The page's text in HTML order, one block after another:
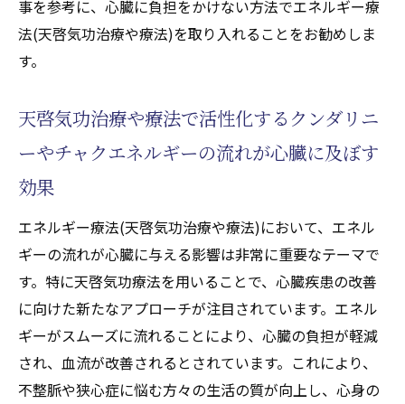
天啓気功治療や療法で活性化するチャクラ
を整えることで得られる心の平穏
活性化するチャクラ活性化テクニック
エネルギー療法(天啓気功治療や療法)と心の
実践者が証言するチャクラ活性化の利点
狭心症患者に贈る天啓気功療法によるエネルギ
ー療法(天啓気功治療や療法)の可能性
狭心症改善のための天啓気功療法のアプロ
ーチ
エネルギー療法(天啓気功治療や療法)が狭心
症に与える影響
事を参考に、心臓に負担をかけない方法でエネルギー療
法(天啓気功治療や療法)を取り入れることをお勧めしま
す。
天啓気功治療や療法で活性化するクンダリニ
ーやチャクエネルギーの流れが心臓に及ぼす
効果
エネルギー療法(天啓気功治療や療法)において、エネル
ギーの流れが心臓に与える影響は非常に重要なテーマで
す。特に天啓気功療法を用いることで、心臓疾患の改善
に向けた新たなアプローチが注目されています。エネル
ギーがスムーズに流れることにより、心臓の負担が軽減
され、血流が改善されるとされています。これにより、
不整脈や狭心症に悩む方々の生活の質が向上し、心身の